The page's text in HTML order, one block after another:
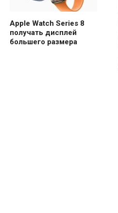
Apple Watch Series 8
получать дисплей
большего размера